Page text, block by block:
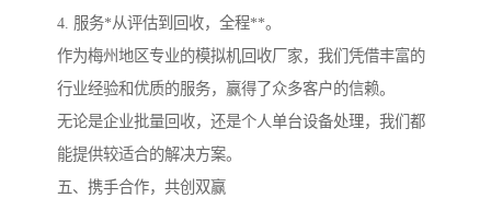
4. 服务*从评估到回收，全程**。
作为梅州地区专业的模拟机回收厂家，我们凭借丰富的
行业经验和优质的服务，赢得了众多客户的信赖。
无论是企业批量回收，还是个人单台设备处理，我们都
能提供较适合的解决方案。
五、携手合作，共创双赢